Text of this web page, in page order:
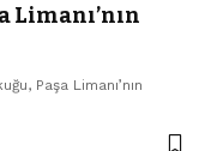
Limanı’nın
Paşa Limanı’nın